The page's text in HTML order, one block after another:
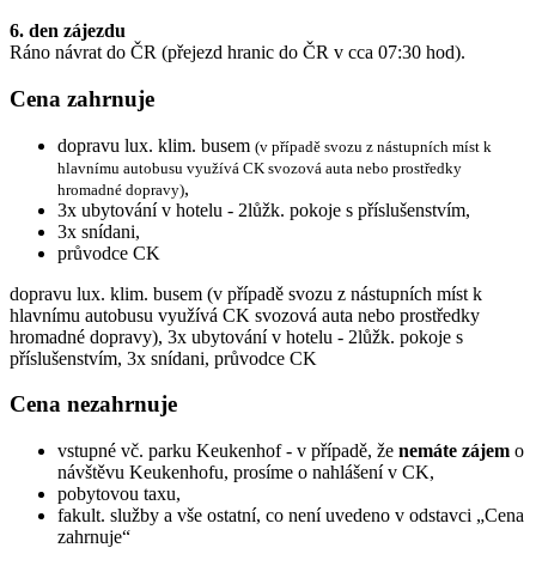
6. den zájezdu
Ráno návrat do ČR (přejezd hranic do ČR v cca 07:30 hod).
Cena zahrnuje
dopravu lux. klim. busem (v případě svozu z nástupních míst k
hlavnímu autobusu využívá CK svozová auta nebo prostředky
hromadné dopravy),
3x ubytování v hotelu - 2lůžk. pokoje s příslušenstvím,
3x snídani,
průvodce CK
dopravu lux. klim. busem (v případě svozu z nástupních míst k
hlavnímu autobusu využívá CK svozová auta nebo prostředky
hromadné dopravy), 3x ubytování v hotelu - 2lůžk. pokoje s
příslušenstvím, 3x snídani, průvodce CK
Cena nezahrnuje
vstupné vč. parku Keukenhof - v případě, že nemáte zájem o
návštěvu Keukenhofu, prosíme o nahlášení v CK,
pobytovou taxu,
fakult. služby a vše ostatní, co není uvedeno v odstavci „Cena
zahrnuje“